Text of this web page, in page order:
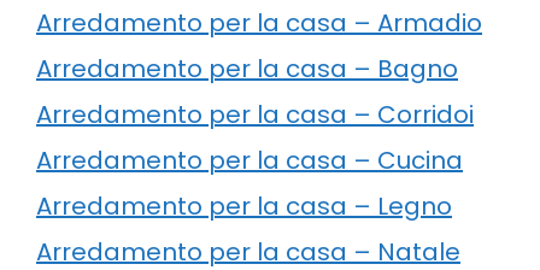
Arredamento per la casa – Armadio
Arredamento per la casa – Bagno
Arredamento per la casa – Corridoi
Arredamento per la casa – Cucina
Arredamento per la casa – Legno
Arredamento per la casa – Natale